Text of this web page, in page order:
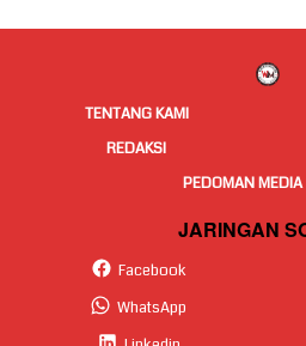
TENTANG KAMI
REDAKSI
PEDOMAN MEDIA
JARINGAN
Facebook
WhatsApp